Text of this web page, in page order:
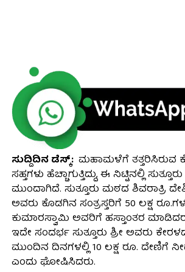
ಸುದ್ದಿದಿನ ಡೆಸ್ಕ್: ಮಹಾಮಳೆಗೆ ತತ್ತರಿಸಿರುವ
ಸಹ್ತಗಳು ಹೆಚ್ಚಾಗುತ್ತಿದ್ದು, ಈ ನಿಟ್ಟಿನಲ್ಲಿ
ಮುಂದಾಗಿದೆ. ಸುತ್ತೂರು ಮಠದ ಶಿವರಾತ್ರಿ
ಅವರು ಕೊಡಗಿನ ಸಂತ್ರಸ್ತರಿಗೆ 50 ಲಕ್ಷ
ಕುಮಾರಸ್ವಾಮಿ ಅವರಿಗೆ ಹಸ್ತಾಂತರ
ಇದೇ ಸಂದರ್ಭ ಸುತ್ತೂರು ಶ್ರೀ ಅವರು
ಮುಂದಿನ ದಿನಗಳಲ್ಲಿ 10 ಲಕ್ಷ ರೂ. ದೇಣಿಗೆ
ಎಂದು ಘೋಷಿಸಿದರು.